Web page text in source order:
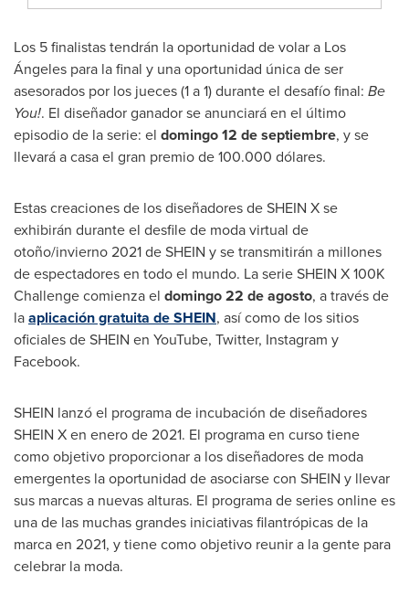
Los 5 finalistas tendrán la oportunidad de volar a Los
Ángeles para la final y una oportunidad única de ser
asesorados por los jueces (1 a 1) durante el desafío final: Be
You!. El diseñador ganador se anunciará en el último
episodio de la serie: el domingo 12 de septiembre, y se
llevará a casa el gran premio de 100.000 dólares.
Estas creaciones de los diseñadores de SHEIN X se
exhibirán durante el desfile de moda virtual de
otoño/invierno 2021 de SHEIN y se transmitirán a millones
de espectadores en todo el mundo. La serie SHEIN X100K
Challenge comienza el domingo 22 de agosto, a través de
laaplicación gratuita de SHEIN, así como de los sitios
oficiales de SHEIN en YouTube, Twitter, Instagram y
Facebook.
SHEIN lanzó el programa de incubación de diseñadores
SHEIN X en enero de 2021. El programa en curso tiene
como objetivo proporcionar a los diseñadores de moda
emergentes la oportunidad de asociarse con SHEIN y llevar
sus marcas a nuevas alturas. El programa de series online es
una de las muchas grandes iniciativas filantrópicas de la
marca en 2021, y tiene como objetivo reunir a la gente para
celebrar la moda.